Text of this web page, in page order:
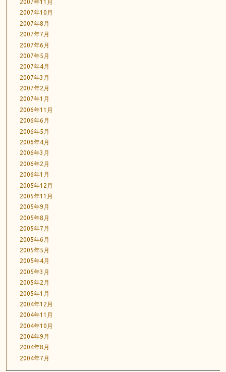
2007年11月
2007年10月
2007年8月
2007年7月
2007年6月
2007年5月
2007年4月
2007年3月
2007年2月
2007年1月
2006年11月
2006年6月
2006年5月
2006年4月
2006年3月
2006年2月
2006年1月
2005年12月
2005年11月
2005年9月
2005年8月
2005年7月
2005年6月
2005年5月
2005年4月
2005年3月
2005年2月
2005年1月
2004年12月
2004年11月
2004年10月
2004年9月
2004年8月
2004年7月